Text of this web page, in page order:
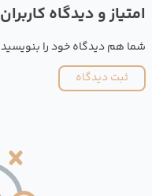
امتیاز و دیدگاه کاربران
شما هم دیدگاه خود را بنویسید
ثبت دیدگاه